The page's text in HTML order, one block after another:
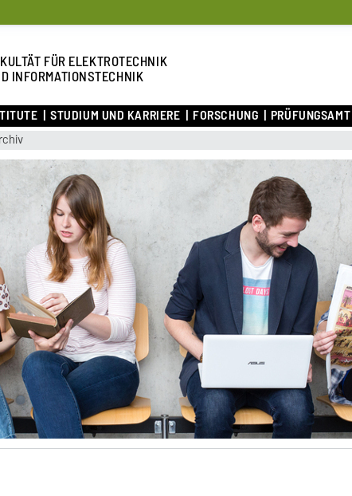
FÜR ELEKTROTECHNIK
INFORMATIONSTECHNIK
STUDIUM UND KARRIERE FORSCHUNG PRÜFUNGSAMT